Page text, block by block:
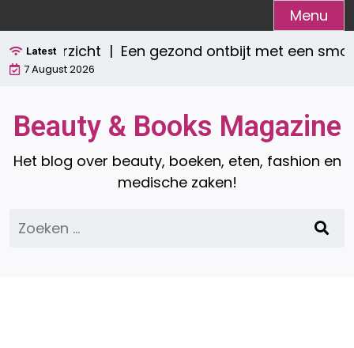
naar
de
inhoud
Menu
Latest
overzicht |Een gezond ontbijt met een
7 August 2026
Beauty & Books Magazine
Het blog over beauty, boeken, eten, fashion en
medische zaken!
Zoeken
naar: